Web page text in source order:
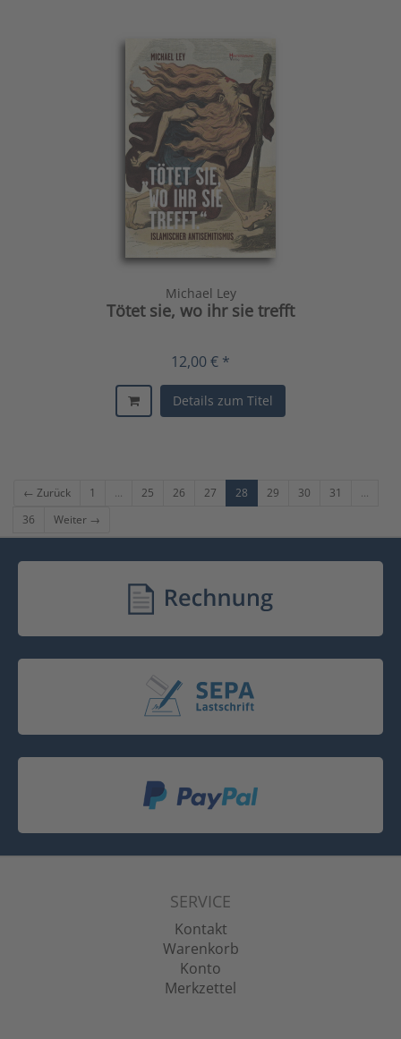
Michael Ley
Tötet sie, wo ihr sie trefft
12,00 € *
Details zum Titel
← Zurück 1 ... 25 26 27 28 29 30 31
...
36
Weiter →
SERVICE
Kontakt
Warenkorb
Konto
Merkzettel